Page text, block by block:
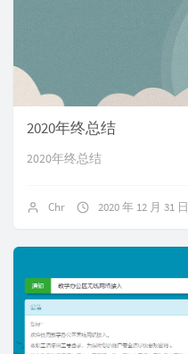
2020年终总结
2020年终总结
Chr 2020 年 12 月 31 日